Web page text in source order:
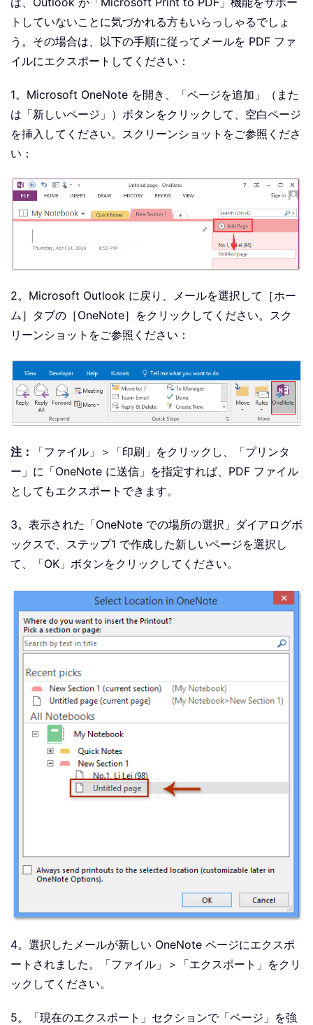
トしていないことに気づかれる方もいらっしゃるでしょ
う。その場合は、以下の手順に従ってメールを PDF ファ
イルにエクスポートしてください：
1。Microsoft OneNote を開き、「ページを追加」（また
は「新しいページ」）ボタンをクリックして、空白ページ
を挿入してください。スクリーンショットをご参照くださ
い：
2。Microsoft Outlook に戻り、メールを選択して［ホー
ム］タブの［OneNote］をクリックしてください。スク
リーンショットをご参照ください：
注：
「ファイル」＞「印刷」をクリックし、「プリンタ
ー」に「OneNote に送信」を指定すれば、PDF ファイル
としてもエクスポートできます。
3。表示された「OneNote での場所の選択」ダイアログボ
ックスで、ステップ1 で作成した新しいページを選択し
て、「OK」ボタンをクリックしてください。
4。選択したメールが新しい OneNote ページにエクスポ
ートされました。「ファイル」＞「エクスポート」をクリ
ックしてください。
5。「現在のエクスポート」セクションで「ページ」を強